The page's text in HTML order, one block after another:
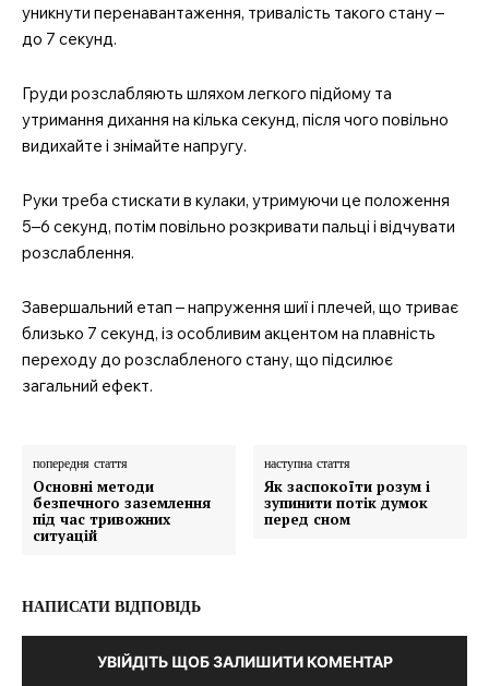
уникнути перенавантаження, тривалість такого стану –
до 7 секунд.
Груди розслабляють шляхом легкого підйому та
утримання дихання на кілька секунд, після чого повільно
видихайте і знімайте напругу.
Руки треба стискати в кулаки, утримуючи це положення
5–6 секунд, потім повільно розкривати пальці і відчувати
розслаблення.
Завершальний етап – напруження шиї і плечей, що триває
близько 7 секунд, із особливим акцентом на плавність
переходу до розслабленого стану, що підсилює
загальний ефект.
попередня стаття
Основні методи
безпечного заземлення
під час тривожних
ситуацій
наступна стаття
Як заспокоїти розум і
зупинити потік думок
перед сном
НАПИСАТИ ВІДПОВІДЬ
УВІЙДІТЬ ЩОБ ЗАЛИШИТИ КОМЕНТАР